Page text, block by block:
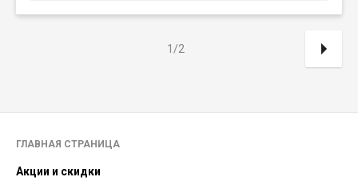
1/2
ГЛАВНАЯ СТРАНИЦА
Акции и скидки